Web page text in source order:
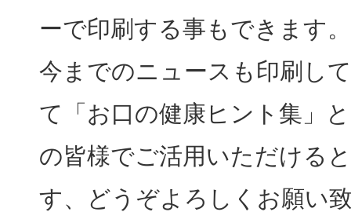
ーで印刷する事もできます。
今までのニュースも印刷し
て「お口の健康ヒント集」
の皆様でご活用いただける
す、どうぞよろしくお願い